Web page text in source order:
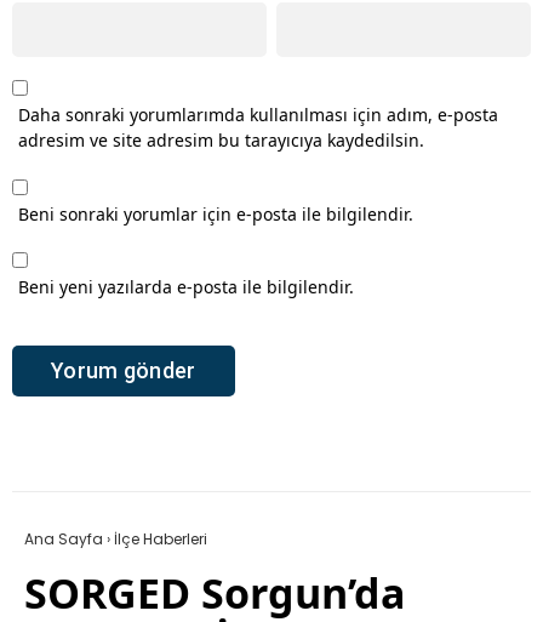
Daha sonraki yorumlarımda kullanılması için adım, e-posta
adresim ve site adresim bu tarayıcıya kaydedilsin.
Beni sonraki yorumlar için e-posta ile bilgilendir.
Beni yeni yazılarda e-posta ile bilgilendir.
Ana Sayfa › İlçe Haberleri
SORGED Sorgun’da